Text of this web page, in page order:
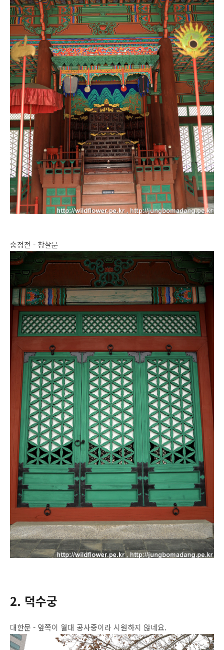
숭정전 - 창살문
2. 덕수궁
대한문 - 앞쪽이 월대 공사중이라 시원하지 않네요.